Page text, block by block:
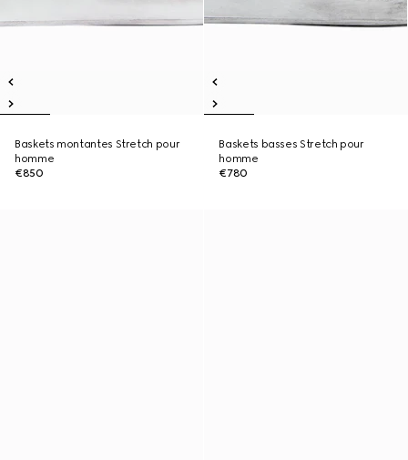
Baskets montantes Stretch pour
homme
€850
Baskets basses Stretch pour
homme
€780